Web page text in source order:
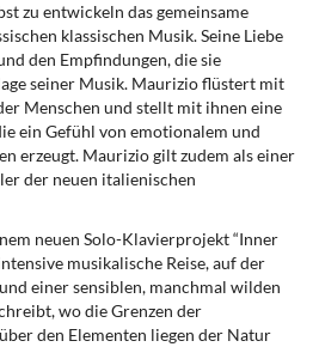
zu entwickeln das gemeinsame
klassischen Musik. Seine Liebe
den Empfindungen, die sie
seiner Musik. Maurizio flüstert mit
Menschen und stellt mit ihnen eine
ein Gefühl von emotionalem und
erzeugt. Maurizio gilt zudem als einer
der neuen italienischen
neuen Solo-Klavierprojekt “Inner
musikalische Reise, auf der
einer sensiblen, manchmal wilden
wo die Grenzen der
den Elementen liegen der Natur